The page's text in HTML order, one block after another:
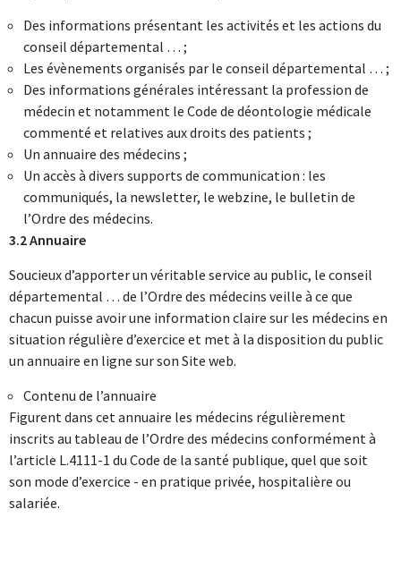
Des informations présentant les activités et les actions du
conseil départemental … ;
Les évènements organisés par le conseil départemental … ;
Des informations générales intéressant la profession de
médecin et notamment le Code de déontologie médicale
commenté et relatives aux droits des patients ;
Un annuaire des médecins ;
Un accès à divers supports de communication : les
communiqués, la newsletter, le webzine, le bulletin de
l’Ordre des médecins.
3.2 Annuaire
Soucieux d’apporter un véritable service au public, le conseil
départemental … de l’Ordre des médecins veille à ce que
chacun puisse avoir une information claire sur les médecins en
situation régulière d’exercice et met à la disposition du public
un annuaire en ligne sur son Site web.
Contenu de l’annuaire
Figurent dans cet annuaire les médecins régulièrement
inscrits au tableau de l’Ordre des médecins conformément à
l’article L.4111-1 du Code de la santé publique, quel que soit
son mode d’exercice - en pratique privée, hospitalière ou
salariée.